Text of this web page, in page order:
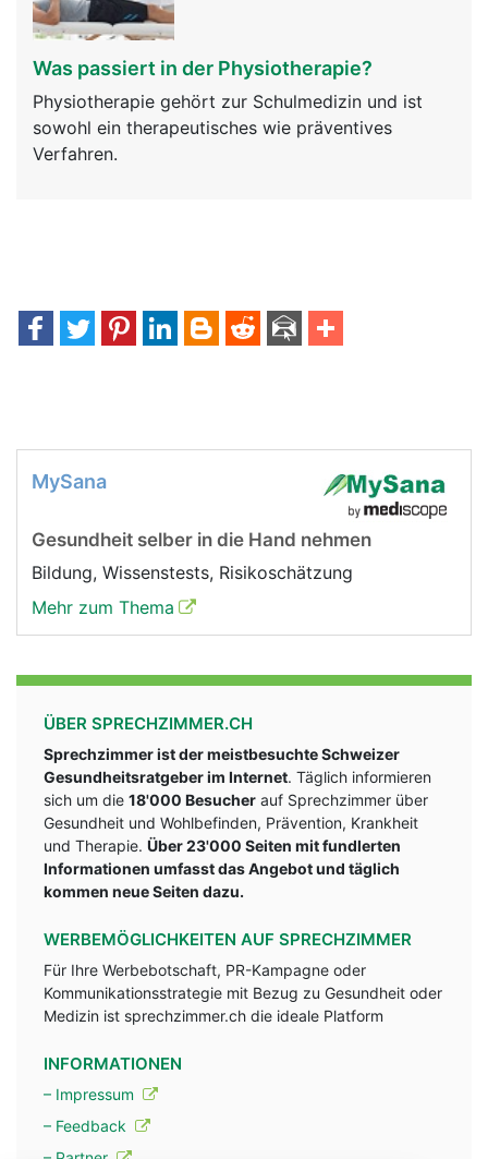
Was passiert in der Physiotherapie?
Physiotherapie gehört zur Schulmedizin und ist
sowohl ein therapeutisches wie präventives
Verfahren.
MySana
Gesundheit selber in die Hand nehmen
Bildung, Wissenstests, Risikoschätzung
Mehr zum Thema
ÜBER SPRECHZIMMER.CH
Sprechzimmer ist der meistbesuchte Schweizer
Gesundheitsratgeber im Internet. Täglich informieren
sich um die 18'000 Besucher auf Sprechzimmer über
Gesundheit und Wohlbefinden, Prävention, Krankheit
und Therapie. Über 23'000 Seiten mit fundlerten
Informationen umfasst das Angebot und täglich
kommen neue Seiten dazu.
WERBEMÖGLICHKEITEN AUF SPRECHZIMMER
Für Ihre Werbebotschaft, PR-Kampagne oder
Kommunikationsstrategie mit Bezug zu Gesundheit oder
Medizin ist sprechzimmer.ch die ideale Platform
INFORMATIONEN
– Impressum
– Feedback